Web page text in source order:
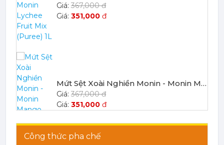
367,000 đ
351,000 đ
Mứt Sệt Xoài Nghiền Monin - Monin Mango Fruit Mix (Puree) 1L
367,000 đ
351,000 đ
Công thức pha chế